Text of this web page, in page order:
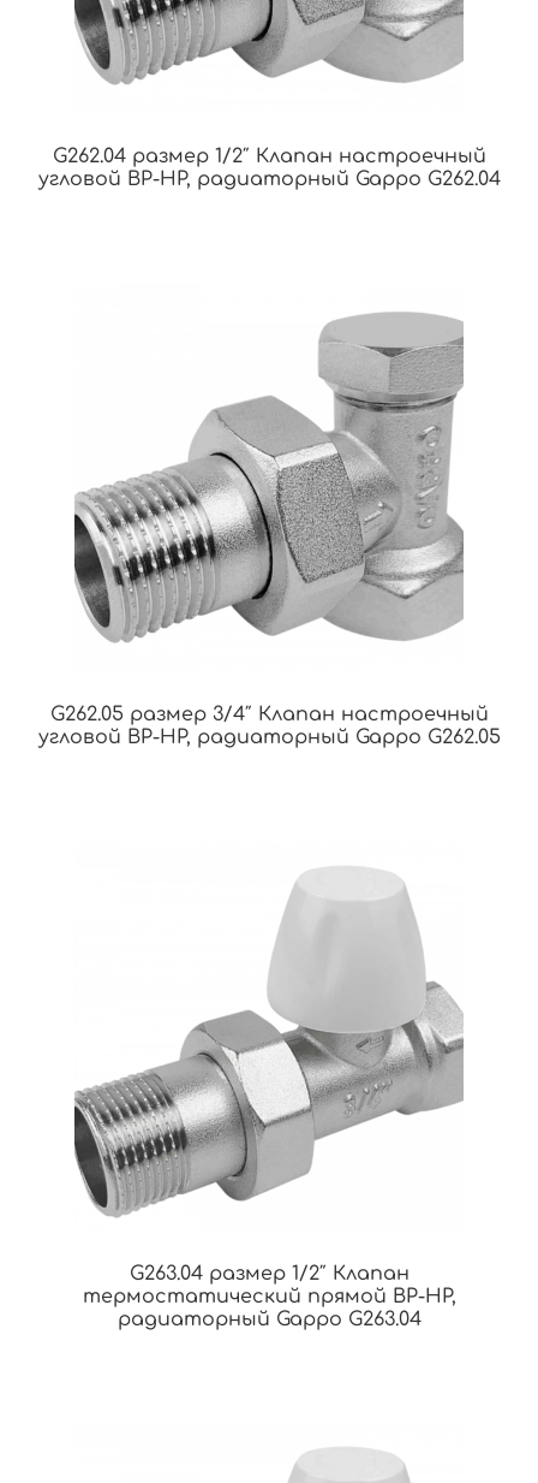
G262.04 размер 1/2″ Клапан настроечный
угловой ВР-НР, радиаторный Gappo G262.04
G262.05 размер 3/4″ Клапан настроечный
угловой ВР-НР, радиаторный Gappo G262.05
G263.04 размер 1/2″ Клапан
термостатический прямой ВР-НР,
радиаторный Gappo G263.04